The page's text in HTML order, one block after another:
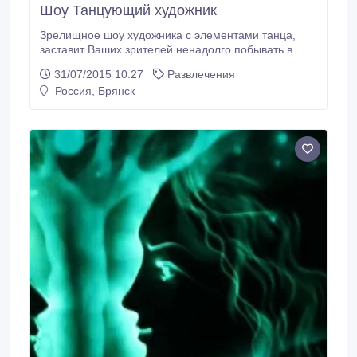
Шоу Танцующий художник
Зрелищное шоу художника с элементами танца,
заставит Ваших зрителей ненадолго побывать в
полотно и сопровождает это всё необыкновенной
красоты представление. Яркое незабываемое шоу
31/07/2015 10:27
Развлечения
Россия, Брянск